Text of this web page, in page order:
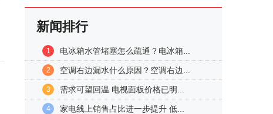
新闻排行
1 电冰箱水管堵塞怎么疏通？电冰箱...
2 空调右边漏水什么原因？空调右边...
3 需求可望回温 电视面板价格已明...
4 家电线上销售占比进一步提升 低...